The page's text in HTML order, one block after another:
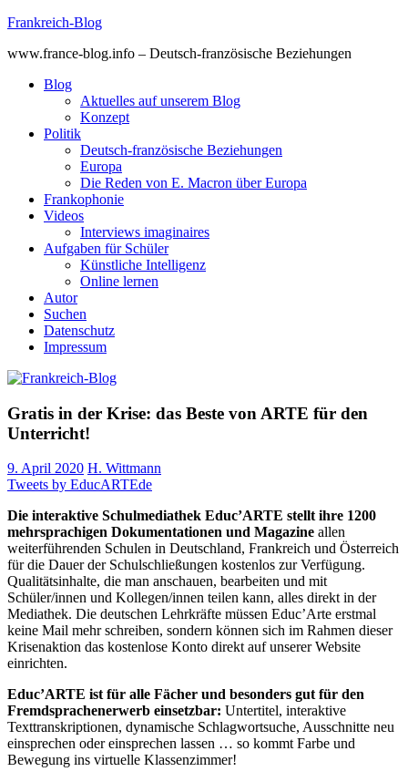
Skip
content
Frankreich-Blog
www.france-blog.info – Deutsch-französische Beziehungen
Blog
Aktuelles auf unserem Blog
Konzept
Politik
Deutsch-französische Beziehungen
Europa
Die Reden von E. Macron über Europa
Frankophonie
Videos
Interviews imaginaires
Aufgaben für Schüler
Künstliche Intelligenz
Online lernen
Autor
Suchen
Datenschutz
Impressum
Gratis in der Krise: das Beste von ARTE für den
Unterricht!
9. April 2020 H. Wittmann
Tweets by EducARTEde
Die interaktive Schulmediathek Educ’ARTE stellt ihre 1200
mehrsprachigen Dokumentationen und Magazine allen
weiterführenden Schulen in Deutschland, Frankreich und Österreich
für die Dauer der Schulschließungen kostenlos zur Verfügung.
Qualitätsinhalte, die man anschauen, bearbeiten und mit
Schüler/innen und Kollegen/innen teilen kann, alles direkt in der
Mediathek. Die deutschen Lehrkräfte müssen Educ’Arte erstmal
keine Mail mehr schreiben, sondern können sich im Rahmen dieser
Krisenaktion das kostenlose Konto direkt auf unserer Website
einrichten.
Educ’ARTE ist für alle Fächer und besonders gut für den
Fremdsprachenerwerb einsetzbar: Untertitel, interaktive
Texttranskriptionen, dynamische Schlagwortsuche, Ausschnitte neu
einsprechen oder einsprechen lassen … so kommt Farbe und
Bewegung ins virtuelle Klassenzimmer!